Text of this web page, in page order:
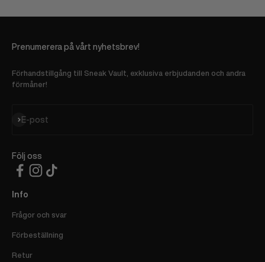
Prenumerera på vårt nyhetsbrev!
Förhandstillgång till Sneak Vault, exklusiva erbjudanden och andra
förmåner!
E-post
Prenumerera
Följ oss
Info
Frågor och svar
Förbeställning
Retur